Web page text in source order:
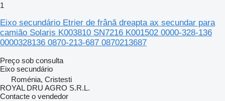
1
Eixo secundário Etrier de frână dreapta ax secundar para
camião Solaris K003810 SN7216 K001502 0000-328-136
0000328136 0870-213-687 0870213687
Preço sob consulta
Eixo secundário
Roménia, Cristesti
ROYAL DRU AGRO S.R.L.
Contacte o vendedor